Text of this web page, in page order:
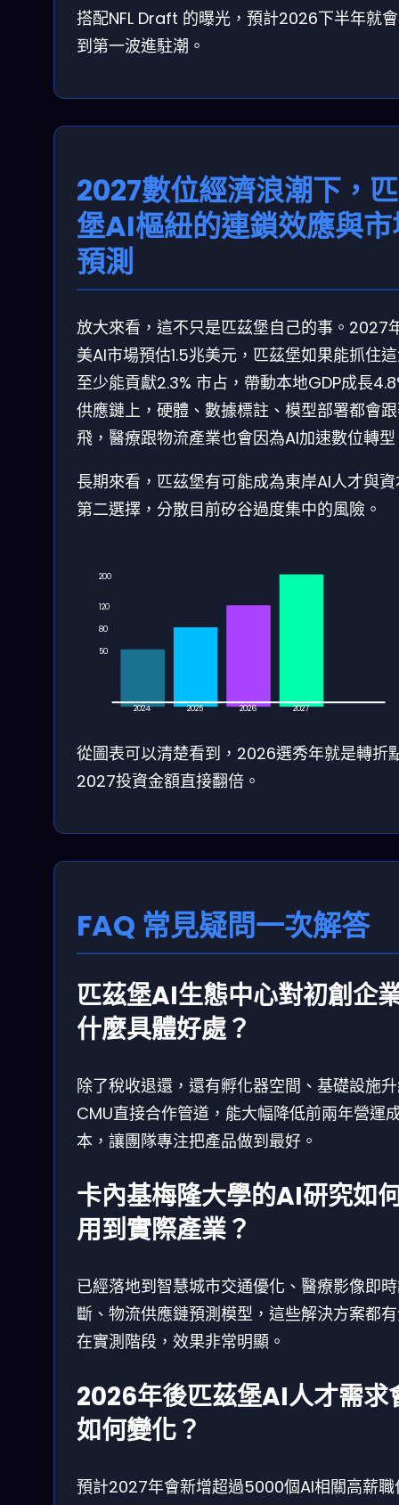
搭配NFL Draft 的曝光，預計2026下半年就
到第一波進駐潮。
2027數位經濟浪潮下，
堡AI樞紐的連鎖效應與
預測
放大來看，這不只是匹茲堡自己的事。2027
美AI市場預估1.5兆美元，匹茲堡如果能抓住
至少能貢獻2.3% 市占，帶動本地GDP成長
供應鏈上，硬體、數據標註、模型部署都會
飛，醫療跟物流產業也會因為AI加速數位轉
長期來看，匹茲堡有可能成為東岸AI人才與
第二選擇，分散目前矽谷過度集中的風險。
2024 2025 2026 2027
50
80
120
200
從圖表可以清楚看到，2026選秀年就是轉折
2027投資金額直接翻倍。
FAQ 常見疑問一次解答
匹茲堡AI生態中心對初創企
什麼具體好處？
除了稅收退還，還有孵化器空間、基礎設施
CMU直接合作管道，能大幅降低前兩年營運
本，讓團隊專注把產品做到最好。
卡內基梅隆大學的AI研究如
用到實際產業？
已經落地到智慧城市交通優化、醫療影像即
斷、物流供應鏈預測模型，這些解決方案都
在實測階段，效果非常明顯。
2026年後匹茲堡AI人才需求
如何變化？
預計2027年會新增超過5000個AI相關高薪職